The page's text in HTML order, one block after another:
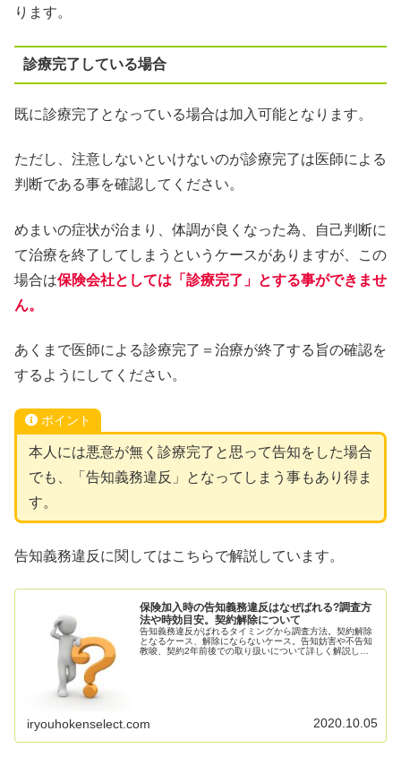
ります。
診療完了している場合
既に診療完了となっている場合は加入可能となります。
ただし、注意しないといけないのが診療完了は医師による
判断である事を確認してください。
めまいの症状が治まり、体調が良くなった為、自己判断に
て治療を終了してしまうというケースがありますが、この
場合は保険会社としては「診療完了」とする事ができませ
ん。
あくまで医師による診療完了＝治療が終了する旨の確認を
するようにしてください。
ポイント
本人には悪意が無く診療完了と思って告知をした場合
でも、「告知義務違反」となってしまう事もあり得ま
す。
告知義務違反に関してはこちらで解説しています。
保険加入時の告知義務違反はなぜばれる?調査方
法や時効目安。契約解除について
告知義務違反がばれるタイミングから調査方法。契約解除
となるケース、解除にならないケース。告知妨害や不告知
教唆、契約2年前後での取り扱いについて詳しく解説して
iryouhokenselect.com 2020.10.05